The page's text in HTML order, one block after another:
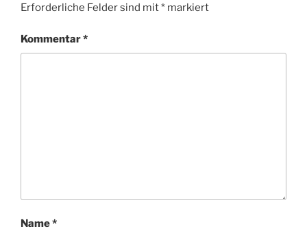
Erforderliche Felder sind mit* markiert
Kommentar*
Name*